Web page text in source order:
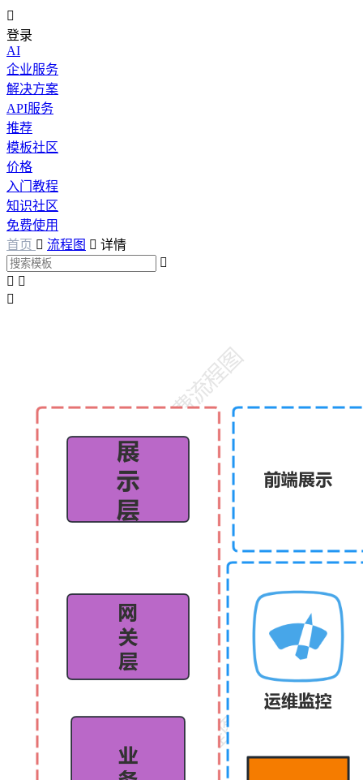

登录
AI
企业服务
解决方案
API服务
推荐
模板社区
价格
入门教程
知识社区
免费使用
首页  流程图  详情

 
